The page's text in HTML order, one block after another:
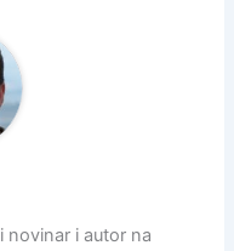
novinar i autor na